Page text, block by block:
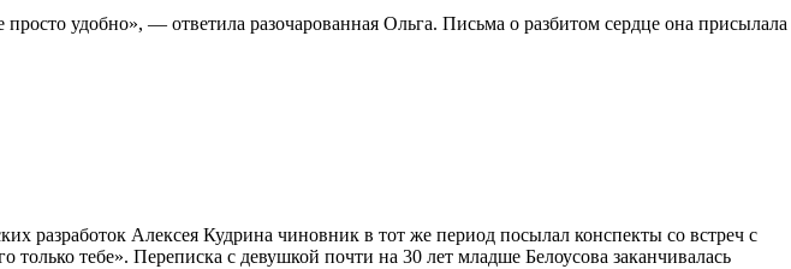
удобно», — ответила разочарованная Ольга. Письма о разбитом сердце она присылала
разработок Алексея Кудрина чиновник в тот же период посылал конспекты со встреч с
тебе». Переписка с девушкой почти на 30 лет младше Белоусова заканчивалась